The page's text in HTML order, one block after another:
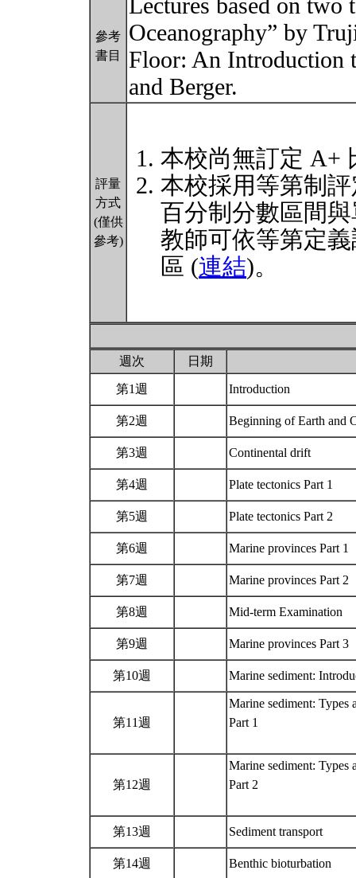
參考
書目
Lectures based on two
Oceanography” by
Floor: An Introduction
and Berger.
評量
方式
(僅供
參考)
本校尚無訂定 A+
本校採用等第制
百分制分數區間
教師可依等第定
區 (連結)。
週次 日期
第1週 Introduction
第2週 Beginning of Earth and
第3週 Continental drift
第4週 Plate tectonics Part 1
第5週 Plate tectonics Part 2
第6週 Marine provinces Part 1
第7週 Marine provinces Part 2
第8週 Mid-term Examination
第9週 Marine provinces Part 3
第10週 Marine sediment:
第11週
Marine sediment: Types
Part 1
第12週
Marine sediment: Types
Part 2
第13週 Sediment transport
第14週 Benthic bioturbation